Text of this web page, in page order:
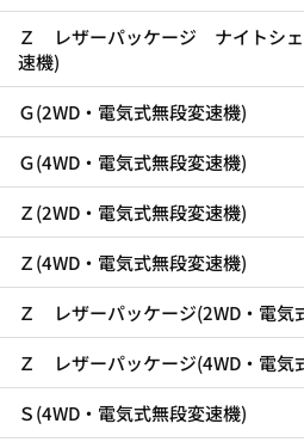
Ｚ レザーパッケージ ナイトシェ
速機)
Ｇ(2WD・電気式無段変速機)
Ｇ(4WD・電気式無段変速機)
Ｚ(2WD・電気式無段変速機)
Ｚ(4WD・電気式無段変速機)
Ｚ レザーパッケージ(2WD・電気
Ｚ レザーパッケージ(4WD・電気
Ｓ(4WD・電気式無段変速機)